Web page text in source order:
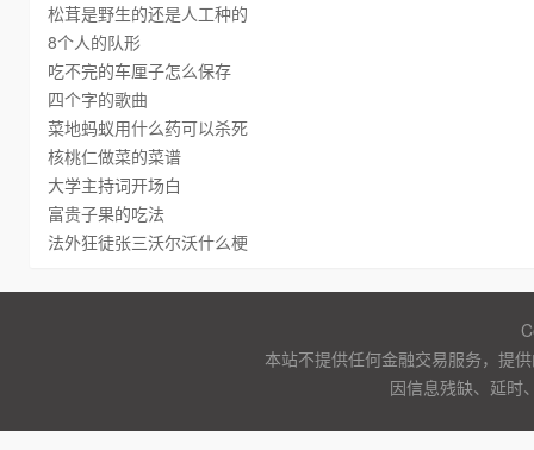
松茸是野生的还是人工种的
8个人的队形
吃不完的车厘子怎么保存
四个字的歌曲
菜地蚂蚁用什么药可以杀死
核桃仁做菜的菜谱
大学主持词开场白
富贵子果的吃法
法外狂徒张三沃尔沃什么梗
本站不提供任何金融交易服务，提
因信息残缺、延时